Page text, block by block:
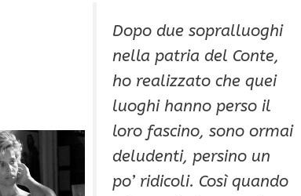
Dopo due sopralluoghi
nella patria del Conte,
ho realizzato che quei
luoghi hanno perso il
loro fascino, sono ormai
deludenti, persino un
po’ ridicoli. Così quando